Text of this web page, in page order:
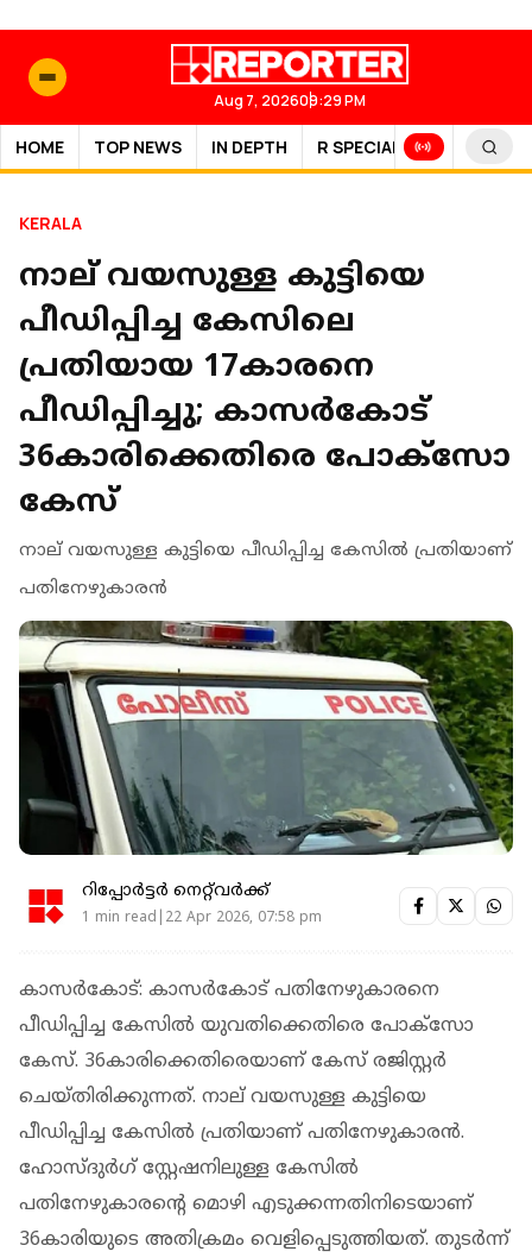
Aug 7, 202609:29 PM
HOME TOP NEWS IN DEPTH R SPECIAL SPORTS
KERALA
നാല് വയസുള്ള കുട്ടിയെ
പീഡിപ്പിച്ച കേസിലെ
പ്രതിയായ 17കാരനെ
പീഡിപ്പിച്ചു; കാസര്‍കോട്
36കാരിക്കെതിരെ പോക്‌സോ
കേസ്
നാല് വയസുള്ള കുട്ടിയെ പീഡിപ്പിച്ച കേസില്‍ പ്രതിയാണ്
പതിനേഴുകാരന്‍
റിപ്പോർട്ടർ നെറ്റ്‌വര്‍ക്ക്‌
1 min read|22 Apr 2026, 07:58 pm
കാസര്‍കോട്: കാസര്‍കോട് പതിനേഴുകാരനെ
പീഡിപ്പിച്ച കേസില്‍ യുവതിക്കെതിരെ പോക്‌സോ
കേസ്. 36കാരിക്കെതിരെയാണ് കേസ് രജിസ്റ്റര്‍
ചെയ്തിരിക്കുന്നത്. നാല് വയസുള്ള കുട്ടിയെ
പീഡിപ്പിച്ച കേസില്‍ പ്രതിയാണ് പതിനേഴുകാരന്‍.
ഹോസ്ദുര്‍ഗ് സ്റ്റേഷനിലുള്ള കേസില്‍
പതിനേഴുകാരന്റെ മൊഴി എടുക്കന്നതിനിടെയാണ്
36കാരിയുടെ അതിക്രമം വെളിപ്പെടുത്തിയത്. തുടര്‍ന്ന്